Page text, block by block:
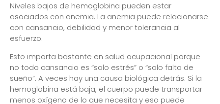
Niveles bajos de hemoglobina pueden estar
asociados con anemia. La anemia puede relacionarse
con cansancio, debilidad y menor tolerancia al
esfuerzo.
Esto importa bastante en salud ocupacional porque
no todo cansancio es “solo estrés” o “solo falta de
sueño”. A veces hay una causa biológica detrás. Si la
hemoglobina está baja, el cuerpo puede transportar
menos oxígeno de lo que necesita y eso puede